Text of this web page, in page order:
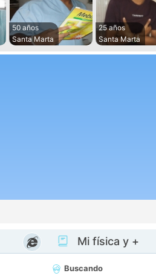
50 años
Santa Marta
25 años
Santa Marta
Mi física y +
Buscando